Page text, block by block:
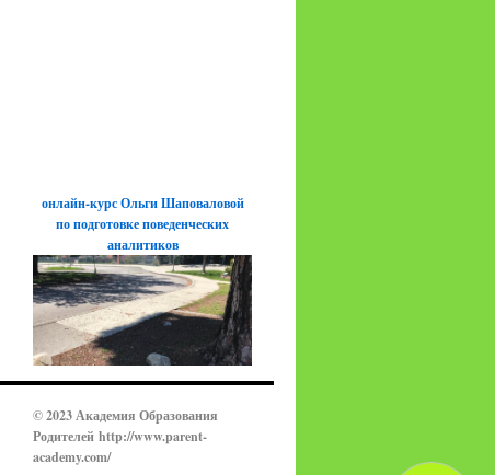
онлайн-курс Ольги Шаповаловой
по подготовке поведенческих
аналитиков
© 2023 Академия Образования
Родителей http://www.parent-
academy.com/